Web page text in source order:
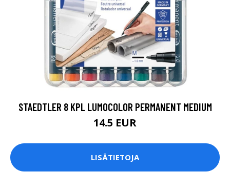
STAEDTLER 8 KPL LUMOCOLOR PERMANENT MEDIUM
14.5 EUR
LISÄTIETOJA